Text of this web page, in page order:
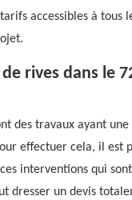
accessibles à tous
rives dans le
des travaux ayant
effectuer cela, il est
interventions qui
dresser un devis